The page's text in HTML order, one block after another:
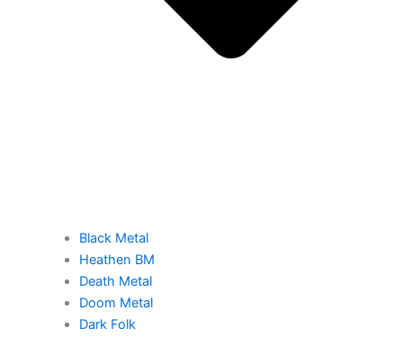
Black Metal
Heathen BM
Death Metal
Doom Metal
Dark Folk